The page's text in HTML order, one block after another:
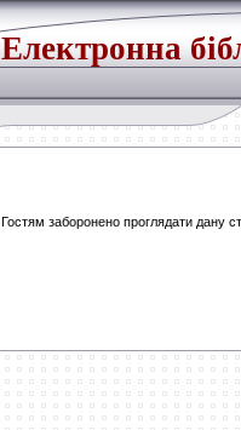
Електронна
Гостям заборонено проглядати дану